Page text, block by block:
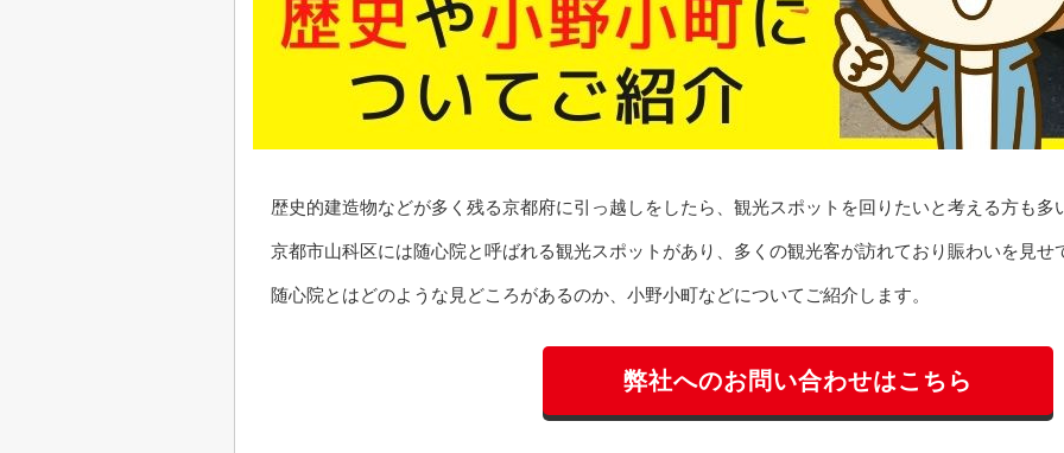
歴史的建造物などが多く残る京都府に引っ越しをしたら、観光スポットを回りたいと考える方も多
京都市山科区には随心院と呼ばれる観光スポットがあり、多くの観光客が訪れており賑わいを見せ
随心院とはどのような見どころがあるのか、小野小町などについてご紹介します。
弊社へのお問い合わせはこちら